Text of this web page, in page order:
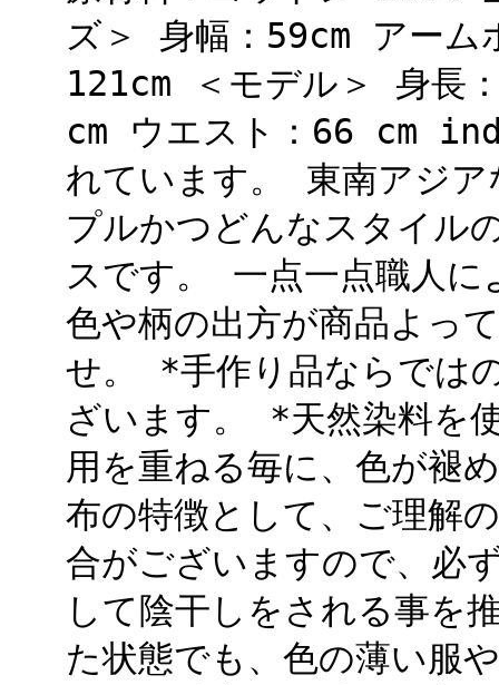
ズ＞ 身幅：59cm アーム
121cm ＜モデル＞ 身長
cm ウエスト：66 cm
れています。 東南アジ
プルかつどんなスタイル
スです。 一点一点職人
色や柄の出方が商品よっ
せ。 *手作り品ならでは
ざいます。 *天然染料を
用を重ねる毎に、色が褪
布の特徴として、ご理解
合がございますので、必
して陰干しをされる事を
た状態でも、色の薄い服